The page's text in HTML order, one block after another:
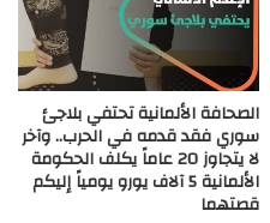
الصحافة الألمانية تحتفي بلاجئ
سوري فقد قدمه في الحرب.. وآخر
لا يتجاوز 20 عاماً يكلف الحكومة
الألمانية 5 آلاف يورو يومياً إليكم
قصتهما